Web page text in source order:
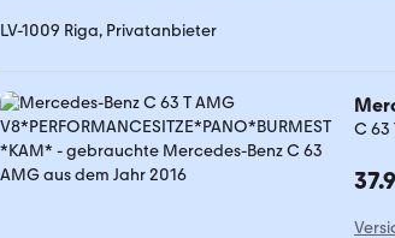
LV-1009 Riga, Privatanbieter
C 63